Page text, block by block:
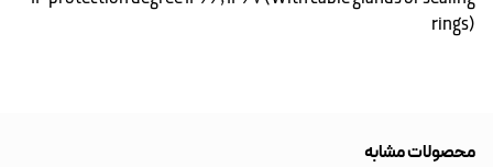
rings)
محصولات مشابه